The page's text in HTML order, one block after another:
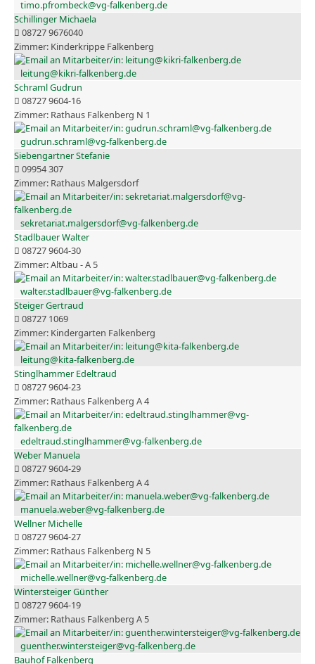
timo.pfrombeck@vg-falkenberg.de
Schillinger Michaela
08727 9676040
Kinderkrippe Falkenberg
leitung@kikri-falkenberg.de
Schraml Gudrun
08727 9604-16
Rathaus Falkenberg N 1
gudrun.schraml@vg-falkenberg.de
Siebengartner Stefanie
09954 307
Rathaus Malgersdorf
sekretariat.malgersdorf@vg-falkenberg.de
Stadlbauer Walter
08727 9604-30
Altbau - A 5
walter.stadlbauer@vg-falkenberg.de
Steiger Gertraud
08727 1069
Kindergarten Falkenberg
leitung@kita-falkenberg.de
Stinglhammer Edeltraud
08727 9604-23
Rathaus Falkenberg A 4
edeltraud.stinglhammer@vg-falkenberg.de
Weber Manuela
08727 9604-29
Rathaus Falkenberg A 4
manuela.weber@vg-falkenberg.de
Wellner Michelle
08727 9604-27
Rathaus Falkenberg N 5
michelle.wellner@vg-falkenberg.de
Wintersteiger Günther
08727 9604-19
Rathaus Falkenberg A 5
guenther.wintersteiger@vg-falkenberg.de
Bauhof Falkenberg